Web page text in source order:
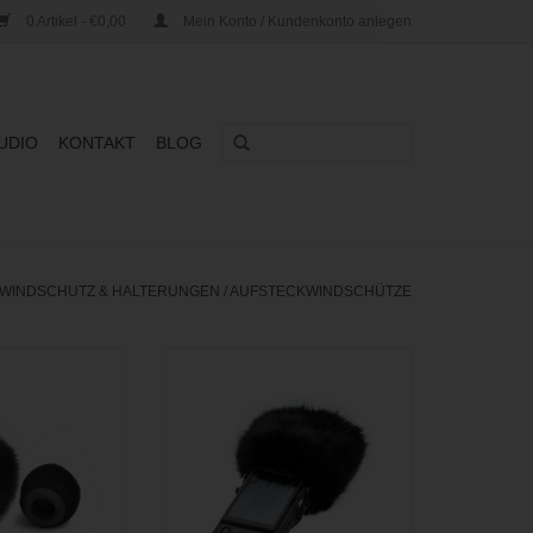
0 Artikel - €0,00 Mein Konto / Kundenkonto anlegen
KONTAKT BLOG
WINDSCHUTZ & HALTERUNGEN /AUFSTECKWINDSCHÜTZE
HINZUFÜGEN
ZUM WARENKORB HINZUFÜGEN